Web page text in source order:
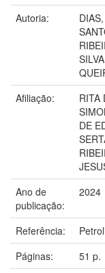
Autoria:
Afiliação:
RITA
DE
Ano de
publicação:
2024
Referência:
Páginas:
51 p.